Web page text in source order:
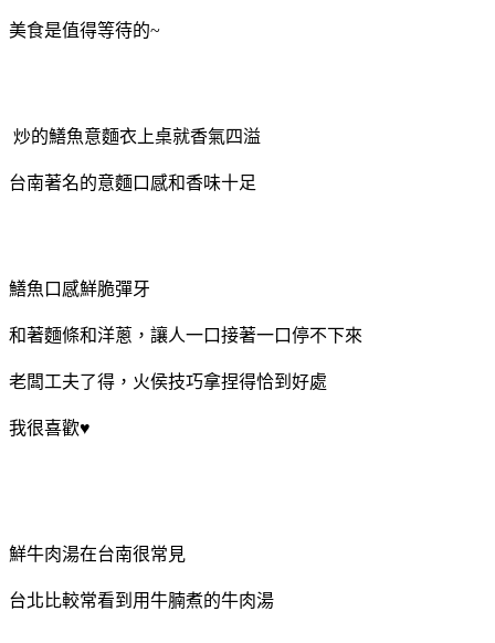
美食是值得等待的~
炒的鱔魚意麵衣上桌就香氣四溢
台南著名的意麵口感和香味十足
鱔魚口感鮮脆彈牙
和著麵條和洋蔥，讓人一口接著一口停不下來
老闆工夫了得，火侯技巧拿捏得恰到好處
我很喜歡♥
鮮牛肉湯在台南很常見
台北比較常看到用牛腩煮的牛肉湯